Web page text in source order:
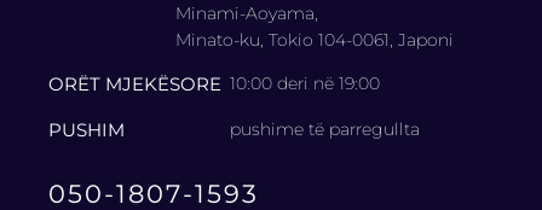
Minami-Aoyama,
Minato-ku, Tokio 104-0061, Japoni
ORËT MJEKËSORE 10:00 deri në 19:00
PUSHIM pushime të parregullta
050-1807-1593